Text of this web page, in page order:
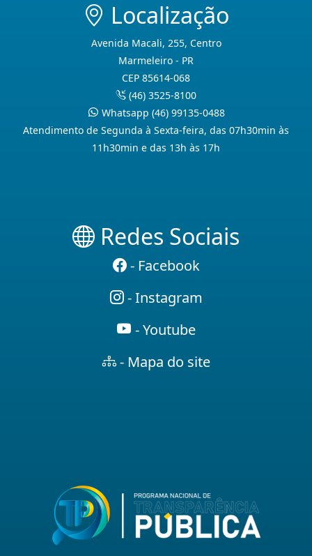
Localização
Avenida Macali, 255, Centro
Marmeleiro - PR
CEP 85614-068
(46) 3525-8100
Whatsapp (46) 99135-0488
Atendimento de Segunda à Sexta-feira, das 07h30min às
11h30min e das 13h às 17h
Redes Sociais
- Facebook
- Instagram
- Youtube
- Mapa do site